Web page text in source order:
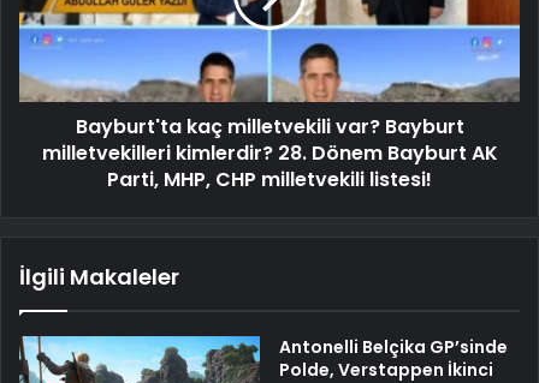
Bayburt'ta kaç milletvekili var? Bayburt
milletvekilleri kimlerdir? 28. Dönem Bayburt AK
Parti, MHP, CHP milletvekili listesi!
İlgili Makaleler
Antonelli Belçika GP’sinde
Polde, Verstappen İkinci